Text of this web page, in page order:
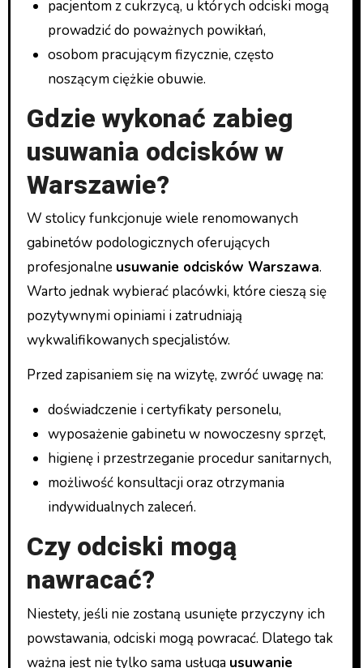
pacjentom z cukrzycą, u których odciski mogą
prowadzić do poważnych powikłań,
osobom pracującym fizycznie, często
noszącym ciężkie obuwie.
Gdzie wykonać zabieg
usuwania odcisków w
Warszawie?
W stolicy funkcjonuje wiele renomowanych
gabinetów podologicznych oferujących
profesjonalne usuwanie odcisków Warszawa.
Warto jednak wybierać placówki, które cieszą się
pozytywnymi opiniami i zatrudniają
wykwalifikowanych specjalistów.
Przed zapisaniem się na wizytę, zwróć uwagę na:
doświadczenie i certyfikaty personelu,
wyposażenie gabinetu w nowoczesny sprzęt,
higienę i przestrzeganie procedur sanitarnych,
możliwość konsultacji oraz otrzymania
indywidualnych zaleceń.
Czy odciski mogą
nawracać?
Niestety, jeśli nie zostaną usunięte przyczyny ich
powstawania, odciski mogą powracać. Dlatego tak
ważna jest nie tylko sama usługa usuwanie